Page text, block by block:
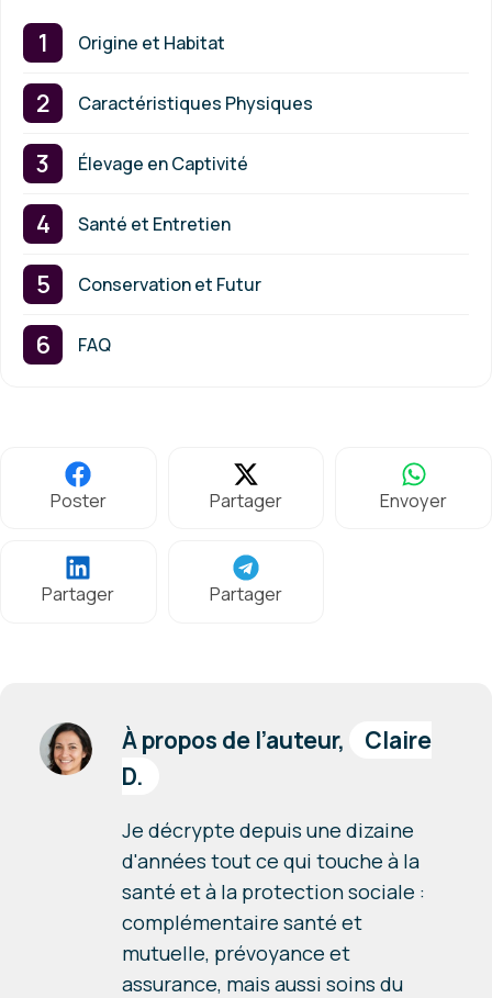
Origine et Habitat
Caractéristiques Physiques
Élevage en Captivité
Santé et Entretien
Conservation et Futur
FAQ
Poster Partager Envoyer
Partager Partager
À propos de l’auteur,
Claire
D.
Je décrypte depuis une dizaine
d'années tout ce qui touche à la
santé et à la protection sociale :
complémentaire santé et
mutuelle, prévoyance et
assurance, mais aussi soins du